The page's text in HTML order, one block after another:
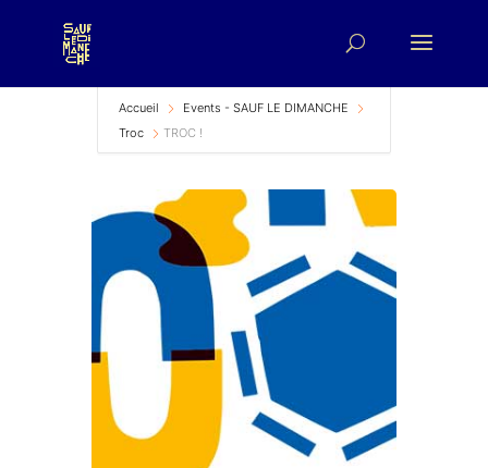
Accueil
Events - SAUF LE DIMANCHE
Troc
TROC !